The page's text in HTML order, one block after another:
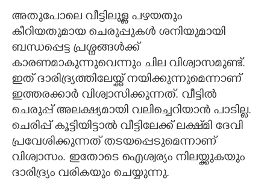
അതുപോലെ വീട്ടിലുള്ള പഴയതും
കീറിയതുമായ ചെരുപ്പുകൾ ശനിയുമായി
ബന്ധപ്പെട്ട പ്രശ്നങ്ങൾക്ക്
കാരണമാകുന്നുവെന്നും ചില വിശ്വാസമുണ്ട്.
ഇത് ദാരിദ്ര്യത്തിലേയ്ക്ക് നയിക്കുന്നുമെന്നാണ്
ഇത്തരക്കാർ വിശ്വാസിക്കുന്നത്. വീട്ടിൽ
ചെരുപ്പ് അലക്ഷ്യമായി വലിച്ചെറിയാൻ പാടില്ല.
ചെരിപ്പ് കൂട്ടിയിട്ടാൽ വീട്ടിലേക്ക് ലക്ഷ്‌മി ദേവി
പ്രവേശിക്കുന്നത് തടയപ്പെടുമെന്നാണ്
വിശ്വാസം. ഇതോടെ ഐശ്വര്യം നിലയ്ക്കുകയും
ദാരിദ്ര്യം വരികയും ചെയ്യുന്നു.